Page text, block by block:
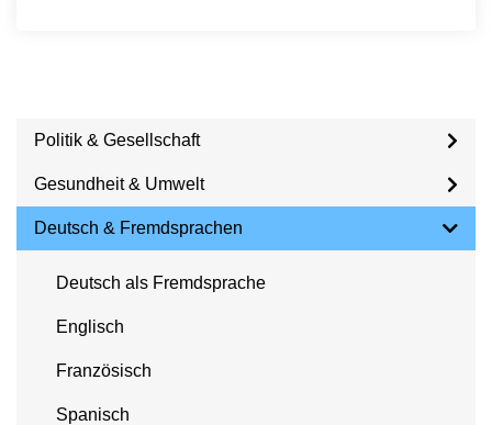
Politik & Gesellschaft
Gesundheit & Umwelt
Deutsch & Fremdsprachen
Deutsch als Fremdsprache
Englisch
Französisch
Spanisch